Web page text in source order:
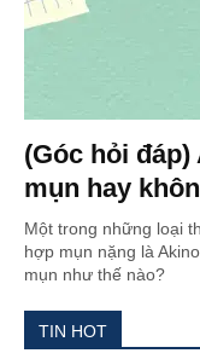
(Góc hỏi
mụn hay
Một trong những loại
hợp mụn nặng là
mụn như thế nào?
TIN HOT